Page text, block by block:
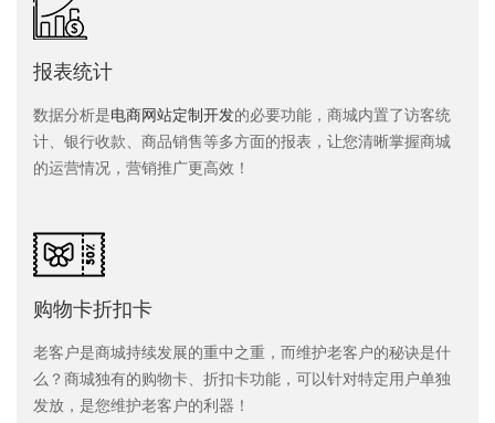
报表统计
数据分析是电商网站定制开发的必要功能，商城内置了访客统
计、银行收款、商品销售等多方面的报表，让您清晰掌握商城
的运营情况，营销推广更高效！
购物卡折扣卡
老客户是商城持续发展的重中之重，而维护老客户的秘诀是什
么？商城独有的购物卡、折扣卡功能，可以针对特定用户单独
发放，是您维护老客户的利器！